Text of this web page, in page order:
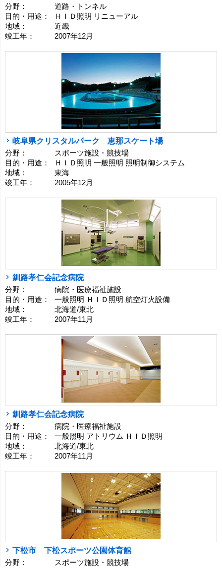
分野：
道路・トンネル
目的・用途：
ＨＩＤ照明 リニューアル
地域：
近畿
竣工年：
2007年12月
岐阜県クリスタルパーク 恵那スケート場
分野：
スポーツ施設・競技場
目的・用途：
ＨＩＤ照明 一般照明 照明制御システム
地域：
東海
竣工年：
2005年12月
釧路孝仁会記念病院
分野：
病院・医療福祉施設
目的・用途：
一般照明 ＨＩＤ照明 航空灯火設備
地域：
北海道/東北
竣工年：
2007年11月
釧路孝仁会記念病院
分野：
病院・医療福祉施設
目的・用途：
一般照明 アトリウム ＨＩＤ照明
地域：
北海道/東北
竣工年：
2007年11月
下松市 下松スポーツ公園体育館
分野：
スポーツ施設・競技場